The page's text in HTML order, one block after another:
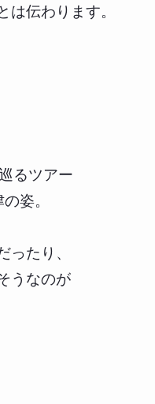
は伝わります。
るツアー
姿。
ったり、
うなのが